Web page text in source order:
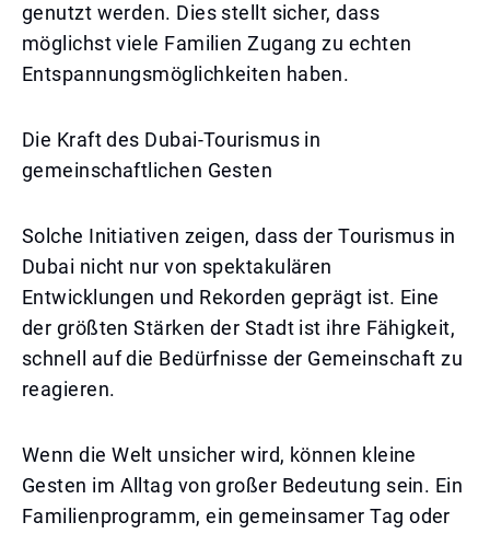
genutzt werden. Dies stellt sicher, dass
möglichst viele Familien Zugang zu echten
Entspannungsmöglichkeiten haben.
Die Kraft des Dubai-Tourismus in
gemeinschaftlichen Gesten
Solche Initiativen zeigen, dass der Tourismus in
Dubai nicht nur von spektakulären
Entwicklungen und Rekorden geprägt ist. Eine
der größten Stärken der Stadt ist ihre Fähigkeit,
schnell auf die Bedürfnisse der Gemeinschaft zu
reagieren.
Wenn die Welt unsicher wird, können kleine
Gesten im Alltag von großer Bedeutung sein. Ein
Familienprogramm, ein gemeinsamer Tag oder